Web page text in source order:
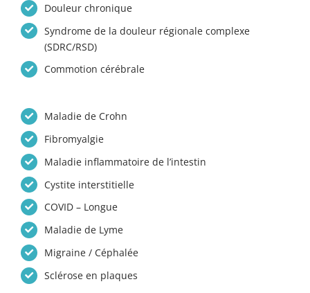
Douleur chronique
Syndrome de la douleur régionale complexe
(SDRC/RSD)
Commotion cérébrale
Maladie de Crohn
Fibromyalgie
Maladie inflammatoire de l’intestin
Cystite interstitielle
COVID – Longue
Maladie de Lyme
Migraine / Céphalée
Sclérose en plaques